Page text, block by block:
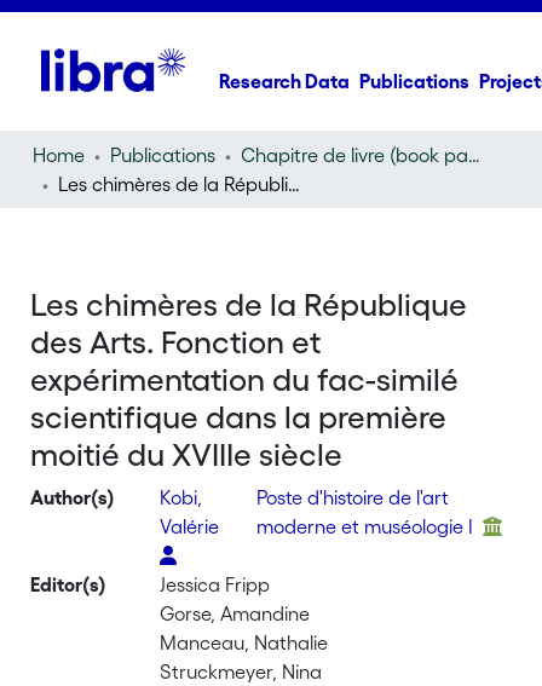
Research Data Publications
Home Publications
Chapitre de livre (book part)
Les chimères de la République des Arts. Fonction et expérimentation du fac-similé scientifique dans la première moitié du XVIIIe siècle
Les chimères de la République
des Arts. Fonction et
expérimentation du fac-similé
scientifique dans la première
moitié du XVIIIe siècle
Author(s)
Kobi,
Valérie
Poste d'histoire de l'art
moderne et muséologie I
Editor(s)
Jessica Fripp
Gorse, Amandine
Manceau, Nathalie
Struckmeyer, Nina